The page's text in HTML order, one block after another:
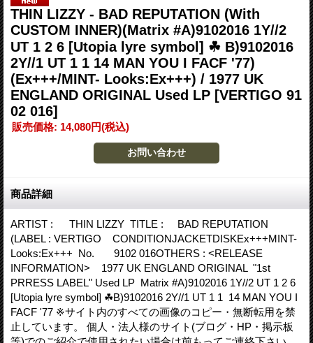
THIN LIZZY - BAD REPUTATION (With
CUSTOM INNER)(Matrix #A)9102016 1Y//2
UT 1 2 6 [Utopia lyre symbol] ☘ B)9102016
2Y//1 UT 1 1 14 MAN YOU I FACF '77)
(Ex+++/MINT- Looks:Ex+++) / 1977 UK
ENGLAND ORIGINAL Used LP [VERTIGO 91
02 016]
販売価格: 14,080円(税込)
商品詳細
ARTIST : THIN LIZZY TITLE : BAD REPUTATION
(LABEL : VERTIGO CONDITIONJACKETDISKEx+++MINT-
Looks:Ex+++ No. 9102 016OTHERS : <RELEASE
INFORMATION> 1977 UK ENGLAND ORIGINAL "1st
PRRESS LABEL" Used LP Matrix #A)9102016 1Y//2 UT 1 2 6
[Utopia lyre symbol] ☘B)9102016 2Y//1 UT 1 1 14 MAN YOU I
FACF '77 ※サイト内のすべての画像のコピー・無断転用を禁
止しています。 個人・法人様のサイト(ブログ・HP・掲示板